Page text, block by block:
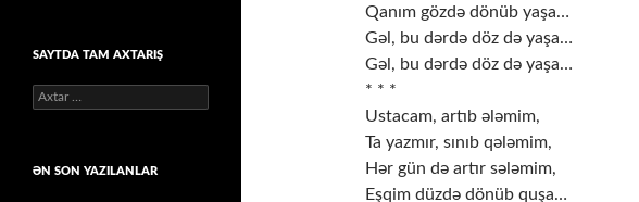
Qanım gözdə dönüb yaşa…
Gəl, bu dərdə döz də yaşa…
Gəl, bu dərdə döz də yaşa…
* * *
Ustacam, artıb ələmim,
Ta yazmır, sınıb qələmim,
Hər gün də artır sələmim,
Eşqim düzdə dönüb quşa…
SAYTDA TAM AXTARIŞ
Axtarış:
ƏN SON YAZILANLAR